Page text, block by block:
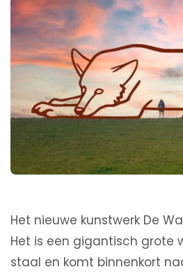
Het nieuwe kunstwerk De
Het is een gigantisch grote
staal en komt binnenkort